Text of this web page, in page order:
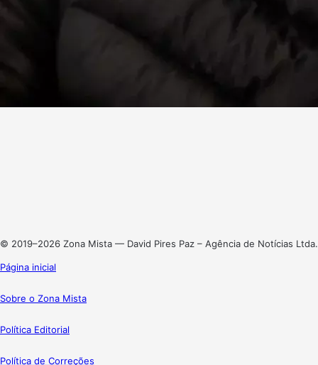
© 2019–2026 Zona Mista — David Pires Paz – Agência de Notícias Ltda.
Página inicial
Sobre o Zona Mista
Política Editorial
Política de Correções